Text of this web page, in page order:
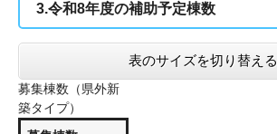
3.令和8年度の補助予定棟数
表のサイズを切り替える
募集棟数（県外新
築タイプ）